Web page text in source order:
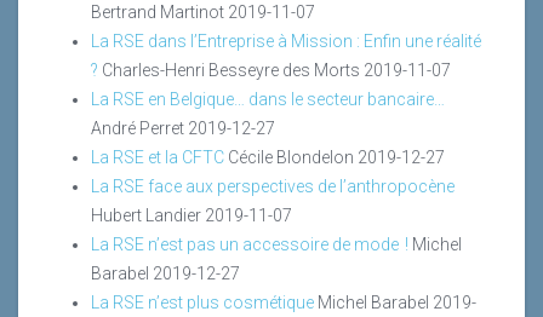
Bertrand Martinot 2019-11-07
La RSE dans l’Entreprise à Mission : Enfin une réalité
? Charles-Henri Besseyre des Morts 2019-11-07
La RSE en Belgique… dans le secteur bancaire…
André Perret 2019-12-27
La RSE et la CFTC Cécile Blondelon 2019-12-27
La RSE face aux perspectives de l’anthropocène
Hubert Landier 2019-11-07
La RSE n’est pas un accessoire de mode ! Michel
Barabel 2019-12-27
La RSE n’est plus cosmétique Michel Barabel 2019-